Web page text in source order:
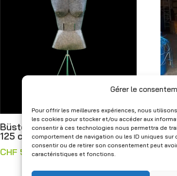
Gérer le
Pour offrir les meilleures expériences, nous
les cookies pour stocker et/ou accéder aux
consentir à ces technologies nous permettra de
comportement de navigation ou les ID uniques sur
consentir ou de retirer son consentement peut
caractéristiques et fonctions.
Büste Schneiderin Frau grau –
125 cm
CHF 50.00 (Netto)